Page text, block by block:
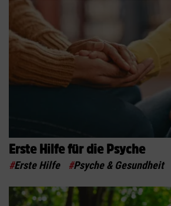
Erste Hilfe für die Psyche
#Erste Hilfe #Psyche & Gesundheit